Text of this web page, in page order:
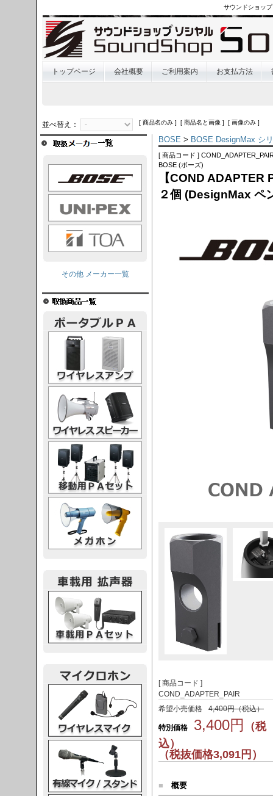
サウンドショッ
トップページ 会社概要 ご利用案内 お支払方法
並べ替え： [ 商品名のみ ] [ 商品名と画像 ] [ 画像のみ ]
BOSE > BOSE DesignMax シ
[ 商品コード ]
BOSE (ボーズ)
【COND ADAPTER
２個 (DesignMax ペ
[ 商品コード ]
COND_ADAPTER_PAIR
希望小売価格
4,400円（税込）
特別価格 3,400円 （税
込）
（税抜価格3,091円）
■ 概要
その他 メーカー一覧